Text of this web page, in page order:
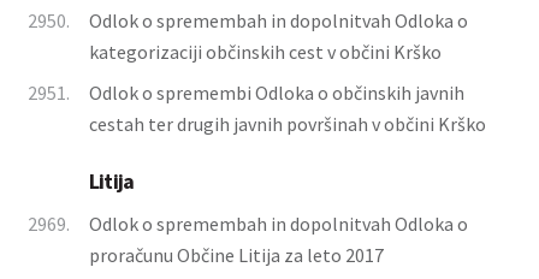
2950.
Odlok o spremembah in dopolnitvah Odloka o
kategorizaciji občinskih cest v občini Krško
2951.
Odlok o spremembi Odloka o občinskih javnih
cestah ter drugih javnih površinah v občini Krško
Litija
2969.
Odlok o spremembah in dopolnitvah Odloka o
proračunu Občine Litija za leto 2017